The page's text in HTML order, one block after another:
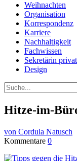
Weihnachten
Organisation
Korrespondenz
Karriere
Nachhaltigkeit
Fachwissen
Sekretärin privat
Design
Suche
Hitze-im-
von Cordula Natusch
Kommentare 0